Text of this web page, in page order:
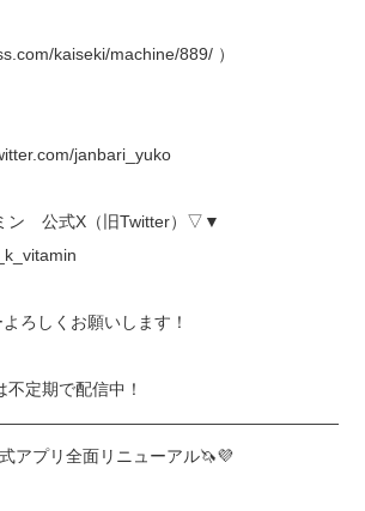
kaiseki/machine/889/ ）
janbari_yuko
ン 公式X（旧Twitter）▽▼
ろしくお願いします！
定期で配信中！
アプリ全面リニューアル🦄💜